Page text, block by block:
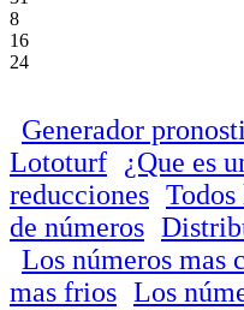
8
16
24
Generador
Lototurf
¿Que es
reducciones Todos
de números
Los números mas
mas frios Los